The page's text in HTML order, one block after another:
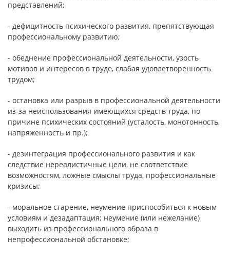
представлений;
- дефицитность психического развития, препятствующая
профессиональному развитию;
- обеднение профессиональной деятельности, узость
мотивов и интересов в труде, слабая удовлетворенность
трудом;
- остановка или разрыв в профессиональной деятельности
из-за неиспользования имеющихся средств труда, по
причине психических состояний (усталость, монотонность,
напряженность и пр.);
- дезинтеграция профессионального развития и как
следствие нереалистичные цели, не соответствие
возможностям, ложные смыслы труда, профессиональные
кризисы;
- моральное старение, неумение приспособиться к новым
условиям и дезадаптация; неумение (или нежелание)
выходить из профессионального образа в
непрофессиональной обстановке;